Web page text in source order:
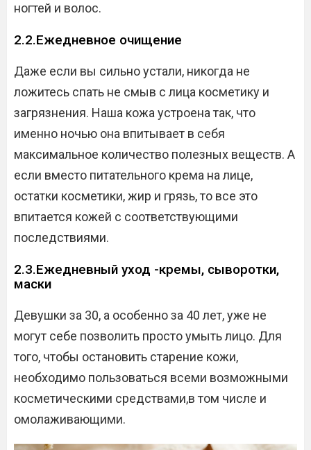
ногтей и волос.
2.2.Ежедневное очищение
Даже если вы сильно устали, никогда не
ложитесь спать не смыв с лица косметику и
загрязнения. Наша кожа устроена так, что
именно ночью она впитывает в себя
максимальное количество полезных веществ. А
если вместо питательного крема на лице,
остатки косметики, жир и грязь, то все это
впитается кожей с соответствующими
последствиями.
2.3.Ежедневный уход -кремы, сыворотки,
маски
Девушки за 30, а особенно за 40 лет, уже не
могут себе позволить просто умыть лицо. Для
того, чтобы остановить старение кожи,
необходимо пользоваться всеми возможными
косметическими средствами,в том числе и
омолаживающими.